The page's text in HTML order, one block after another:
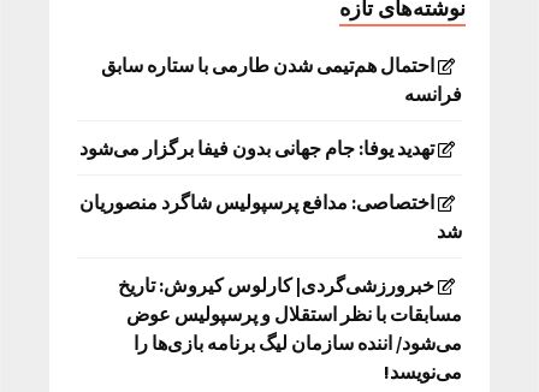
نوشته‌های تازه
احتمال هم‌تیمی شدن طارمی با ستاره سابق
فرانسه
تهدید یوفا: جام جهانی بدون فیفا برگزار می‌شود
اختصاصی: مدافع پرسپولیس شاگرد منصوریان
شد
خبرورزشی‌گردی| کارلوس کیروش: تاریخ
مسابقات با نظر استقلال و پرسپولیس عوض
می‌شود/ اننده سازمان لیگ برنامه بازی‌ها را
می‌نویسد!